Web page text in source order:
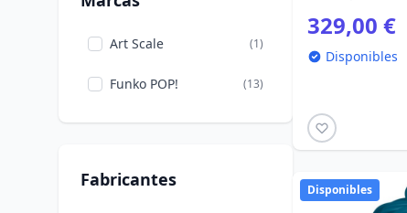
Art Scale (1)
Funko POP! (13)
Fabricantes
329,00 €
Disponibles
Disponibles